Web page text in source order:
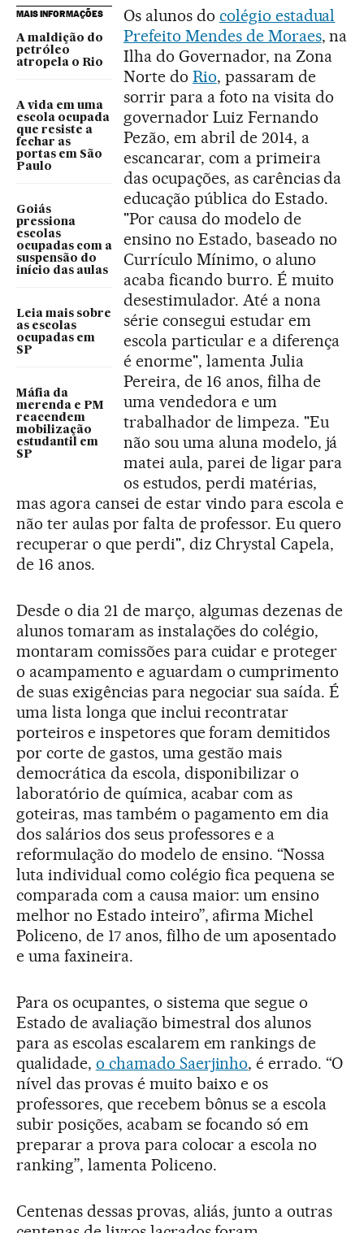
MAIS INFORMAÇÕES
A maldição do
petróleo
atropela o Rio
A vida em uma
escola ocupada
que resiste a
fechar as
portas em São
Paulo
Goiás
pressiona
escolas
ocupadas com a
suspensão do
início das aulas
Leia mais sobre
as escolas
ocupadas em
SP
Máfia da
merenda e PM
reacendem
mobilização
estudantil em
SP
Os alunos do colégio estadual
Prefeito Mendes de Moraes, na
Ilha do Governador, na Zona
Norte do Rio, passaram de
sorrir para a foto na visita do
governador Luiz Fernando
Pezão, em abril de 2014, a
escancarar, com a primeira
das ocupações, as carências da
educação pública do Estado.
"Por causa do modelo de
ensino no Estado, baseado no
Currículo Mínimo, o aluno
acaba ficando burro. É muito
desestimulador. Até a nona
série consegui estudar em
escola particular e a diferença
é enorme", lamenta Julia
Pereira, de 16 anos, filha de
uma vendedora e um
trabalhador de limpeza. "Eu
não sou uma aluna modelo, já
matei aula, parei de ligar para
os estudos, perdi matérias,
mas agora cansei de estar vindo para escola e
não ter aulas por falta de professor. Eu quero
recuperar o que perdi", diz Chrystal Capela,
de 16 anos.
Desde o dia 21 de março, algumas dezenas de
alunos tomaram as instalações do colégio,
montaram comissões para cuidar e proteger
o acampamento e aguardam o cumprimento
de suas exigências para negociar sua saída. É
uma lista longa que inclui recontratar
porteiros e inspetores que foram demitidos
por corte de gastos, uma gestão mais
democrática da escola, disponibilizar o
laboratório de química, acabar com as
goteiras, mas também o pagamento em dia
dos salários dos seus professores e a
reformulação do modelo de ensino. “Nossa
luta individual como colégio fica pequena se
comparada com a causa maior: um ensino
melhor no Estado inteiro”, afirma Michel
Policeno, de 17 anos, filho de um aposentado
e uma faxineira.
Para os ocupantes, o sistema que segue o
Estado de avaliação bimestral dos alunos
para as escolas escalarem em rankings de
qualidade, o chamado Saerjinho, é errado. “O
nível das provas é muito baixo e os
professores, que recebem bônus se a escola
subir posições, acabam se focando só em
preparar a prova para colocar a escola no
ranking”, lamenta Policeno.
Centenas dessas provas, aliás, junto a outras